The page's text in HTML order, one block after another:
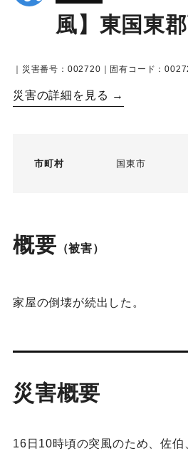
風】東国東
｜災害番号：002720｜固有コード：
災害の詳細を見る →
市町村 国東市
概要 （被害）
家屋の倒壊が続出した。
災害概要
16日10時頃の突風のため、佐